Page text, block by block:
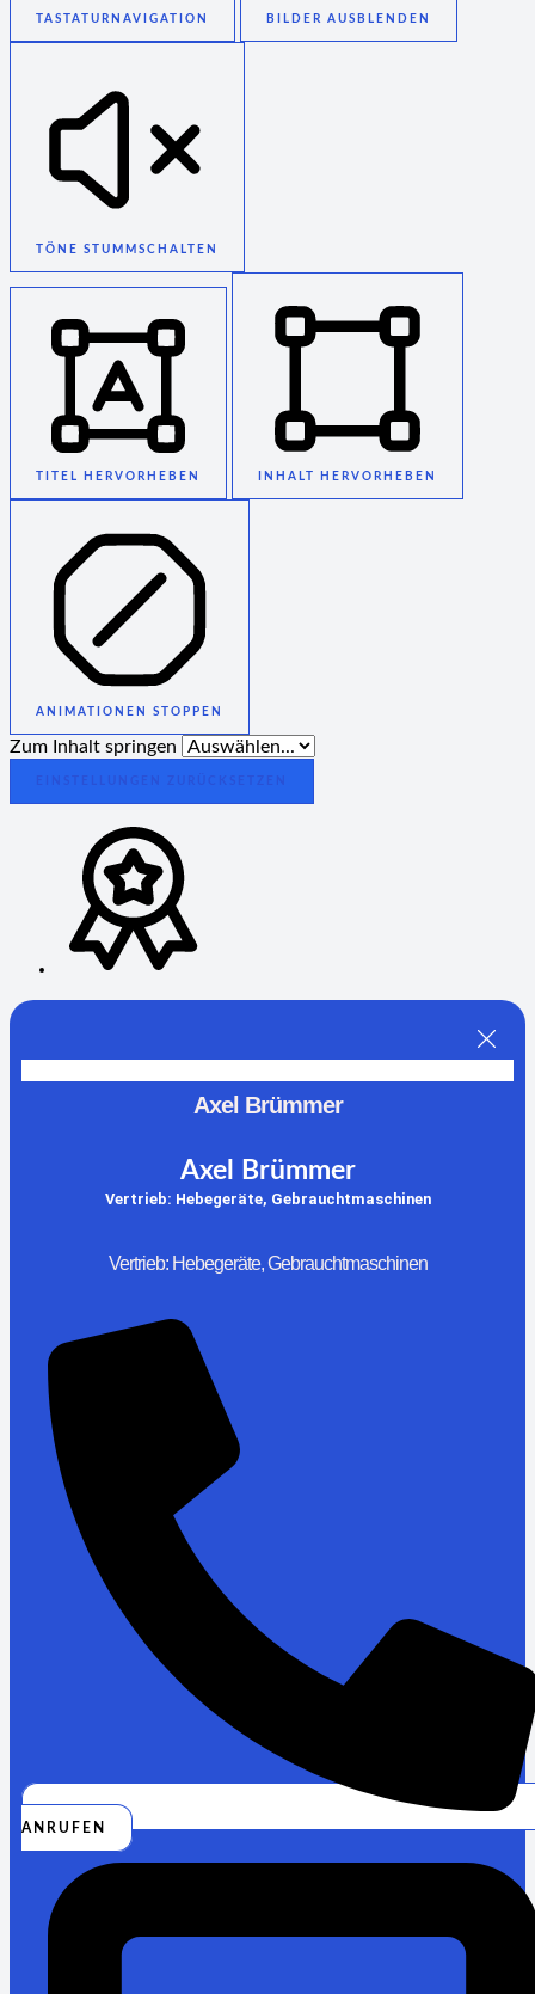
TASTATURNAVIGATION BILDER AUSBLENDEN
TÖNE STUMMSCHALTEN
TITEL HERVORHEBEN INHALT HERVORHEBEN
ANIMATIONEN STOPPEN
Zum Inhalt springen
Axel Brümmer
Axel Brümmer
Vertrieb: Hebegeräte, Gebrauchtmaschinen
Vertrieb: Hebegeräte, Gebrauchtmaschinen
ANRUFEN